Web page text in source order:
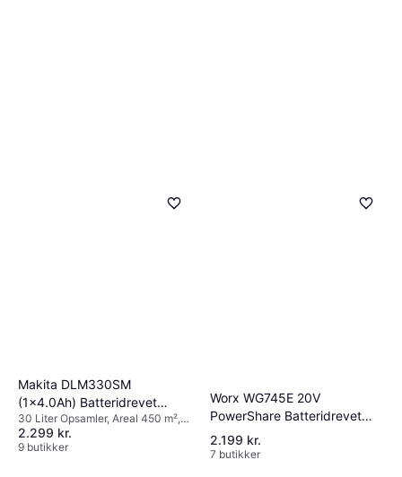
Makita DLM330SM
(1x4.0Ah) Batteridrevet
plæneklipper
30 Liter Opsamler, Areal 450 m²,
Justerbar håndtagshøjde, Blødt
greb, Sammenklappeligt håndtag,
2.299 kr.
9 butikker
Worx WG745E 20V
PowerShare Batteridrevet
plæneklipper
2.199 kr.
7 butikker